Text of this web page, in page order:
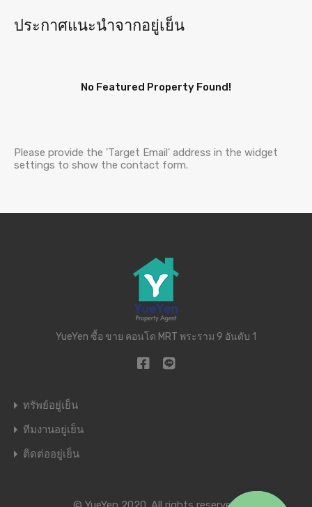
ประกาศแนะนำจากอยู่เย็น
No Featured Property Found!
Please provide the 'Target Email' address in the widget
settings to show the contact form.
YueYen ซื้อ ขาย คอนโด MRT พระราม 9 อันดับ 1
ทรัพย์อยู่เย็น
ทีมงานอยู่เย็น
ติดต่ออยู่เย็น